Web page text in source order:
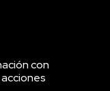
con